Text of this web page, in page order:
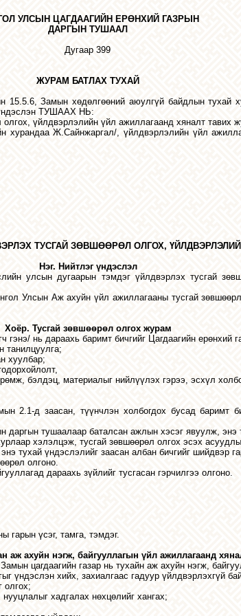
УЛСЫН ЦАГДААГИЙН ЕРӨНХИЙ ГАЗРЫН
ДАРГЫН ТУШААЛ
Дугаар 399
ЖУРАМ БАТЛАХ ТУХАЙ
Замын хөдөлгөөний аюулгүй байдлын тухай
үндэслэн ТУШААХ НЬ:
үйлдвэрлэлийн үйл ажиллагаанд хяналт тавих
хурандаа Ж.Сайнжаргал/, үйлдвэрлэлийн үйл
ТУСГАЙ ЗӨВШӨӨРӨЛ ОЛГОХ,
Нэг. Нийтлэг үндэслэл
улсын дугаарын тэмдэг үйлдвэрлэх тусгай
Улсын Аж ахуйн үйл ажиллагааны тусгай
Хоёр. Тусгай зөвшөөрөл олгох журам
нь дараахь баримт бичгийг Цагдаагийн ерөнхий
танилцуулга;
хуулбар;
бэлдэц, материалыг нийлүүлэх гэрээ, эсхүл
2.1-д заасан, түүнчлэн холбогдох бусад баримт
тушаалаар баталсан ажлын хэсэг явуулж, энэ
хэлэлцэж, тусгай зөвшөөрөл олгох эсэх
тухай үндэслэлийг заасан албан бичгийг шийдвэр
олгоно.
дараахь зүйлийг тусгасан гэрчилгээ олгоно.
гарын үсэг, тамга, тэмдэг.
аж ахуйн нэгж, байгууллагын үйл ажиллагаанд
Замын цагдаагийн газар нь тухайн аж ахуйн нэгж,
үндэслэн хийх, захиалгаас гадуур үйлдвэрлэхгүй
олгох;
нууцлалыг хадгалах нөхцөлийг хангах;